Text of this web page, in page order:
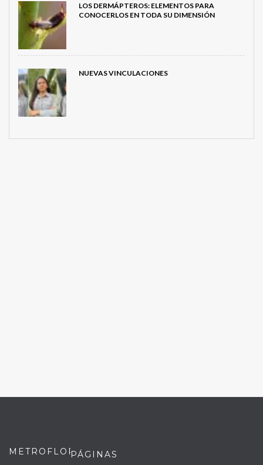
LOS DERMÁPTEROS: ELEMENTOS PARA
CONOCERLOS EN TODA SU DIMENSIÓN
NUEVAS VINCULACIONES
METROFLORPÁGINAS